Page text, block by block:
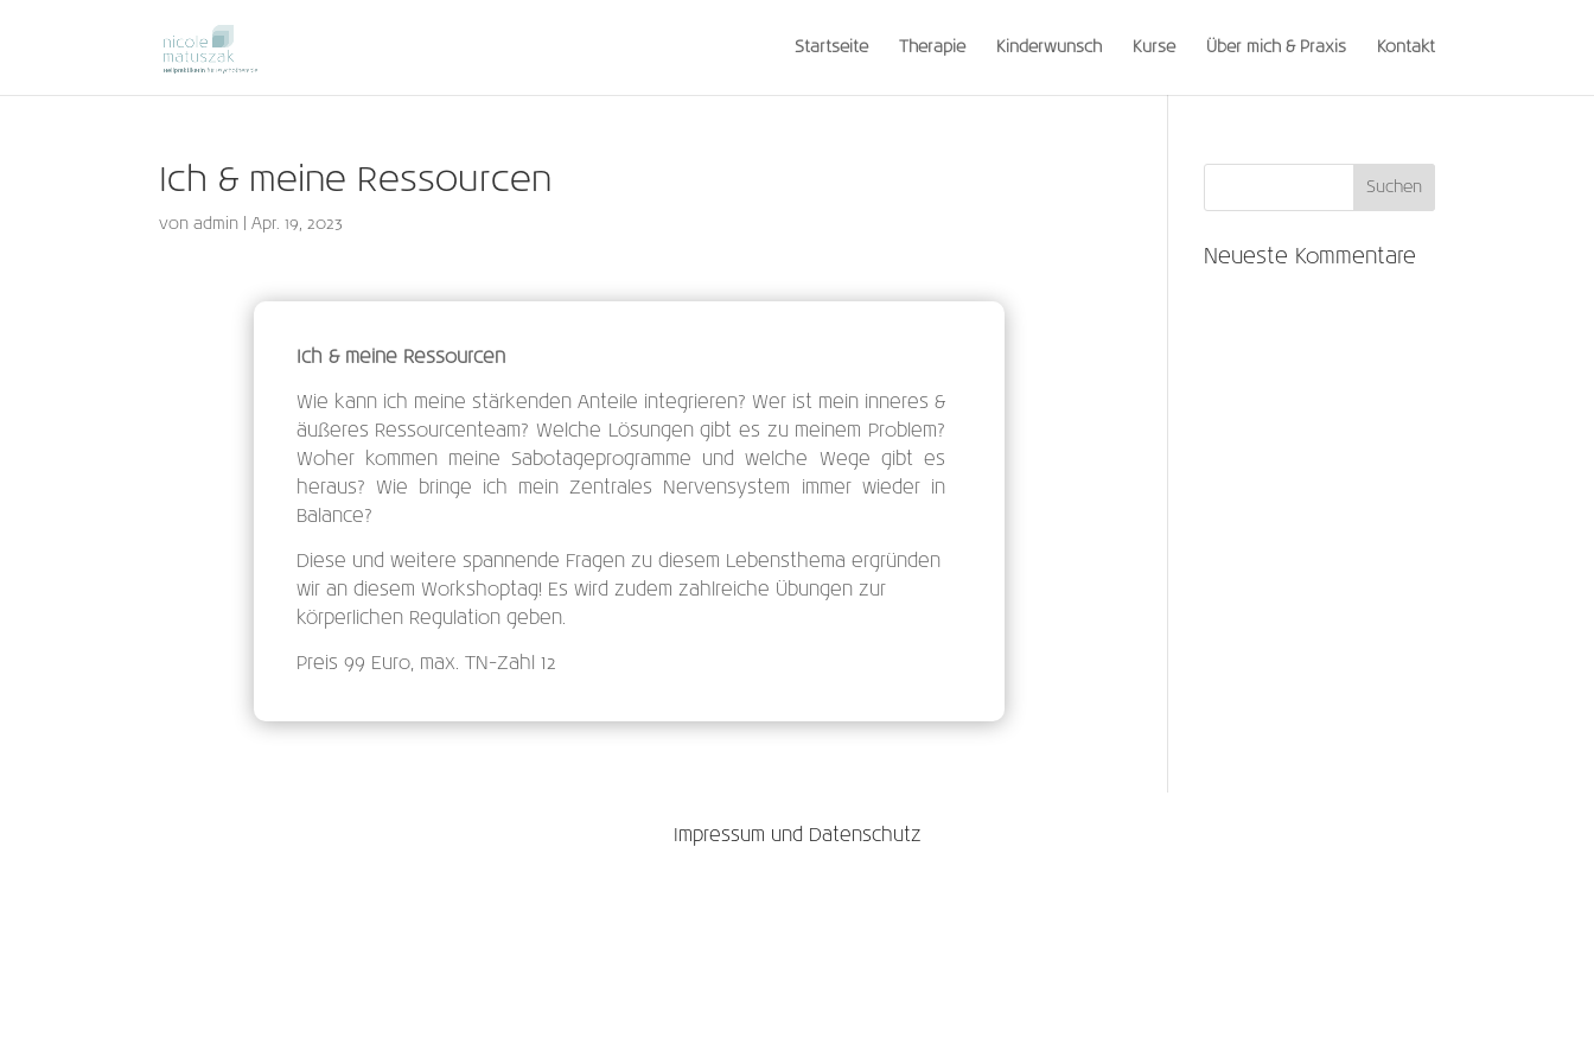
Startseite Therapie Kinderwunsch Kurse Über mich & Praxis Kontakt
Ich & meine Ressourcen
vonadmin |Apr. 19, 2023
Ich & meine Ressourcen
Wie kann ich meine stärkenden Anteile integrieren? Wer ist mein inneres &
äußeres Ressourcenteam? Welche Lösungen gibt es zu meinem Problem?
Woher kommen meine Sabotageprogramme und welche Wege gibt es
heraus? Wie bringe ich mein Zentrales Nervensystem immer wieder in
Balance?
Diese und weitere spannende Fragen zu diesem Lebensthema ergründen
wir an diesem Workshoptag! Es wird zudem zahlreiche Übungen zur
körperlichen Regulation geben.
Preis 99 Euro, max. TN-Zahl 12
Neueste Kommentare
Impressum und Datenschutz